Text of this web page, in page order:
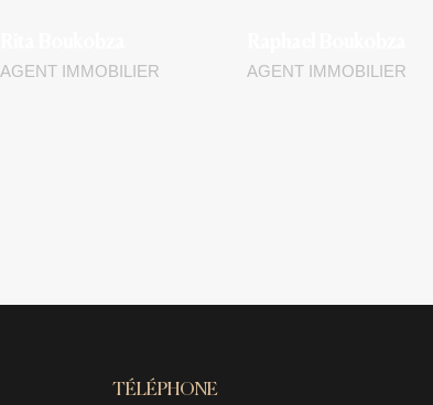
AGENT IMMOBILIER AGENT IMMOBILIER
TÉLÉPHONE